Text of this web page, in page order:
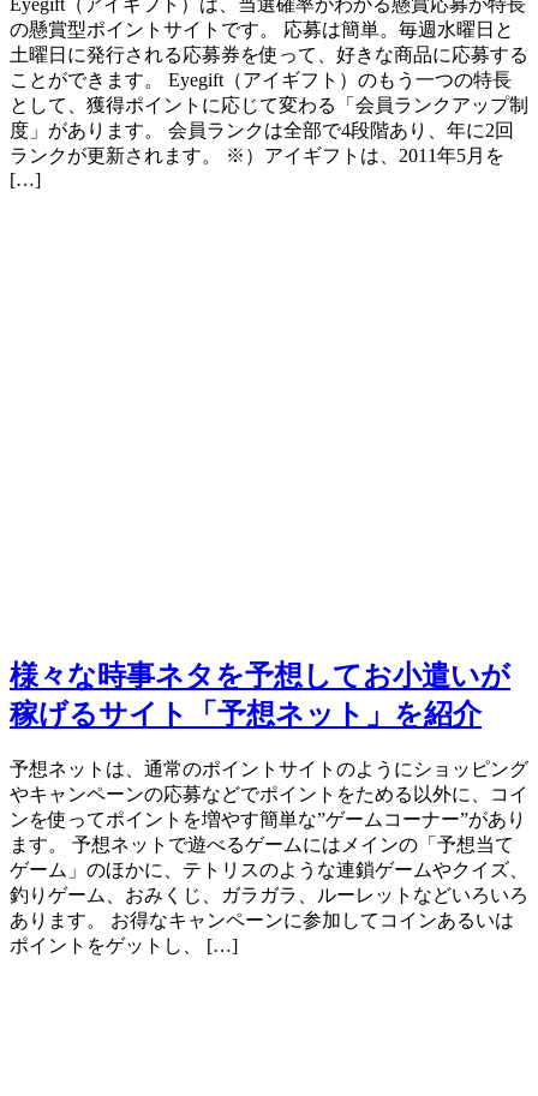
Eyegift（アイギフト）は、当選確率がわかる懸賞応募が特長
の懸賞型ポイントサイトです。 応募は簡単。毎週水曜日と
土曜日に発行される応募券を使って、好きな商品に応募する
ことができます。 Eyegift（アイギフト）のもう一つの特長
として、獲得ポイントに応じて変わる「会員ランクアップ制
度」があります。 会員ランクは全部で4段階あり、年に2回
ランクが更新されます。 ※）アイギフトは、2011年5月を
[…]
様々な時事ネタを予想してお小遣いが
稼げるサイト「予想ネット」を紹介
予想ネットは、通常のポイントサイトのようにショッピング
やキャンペーンの応募などでポイントをためる以外に、コイ
ンを使ってポイントを増やす簡単な”ゲームコーナー”があり
ます。 予想ネットで遊べるゲームにはメインの「予想当て
ゲーム」のほかに、テトリスのような連鎖ゲームやクイズ、
釣りゲーム、おみくじ、ガラガラ、ルーレットなどいろいろ
あります。 お得なキャンペーンに参加してコインあるいは
ポイントをゲットし、 […]